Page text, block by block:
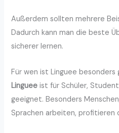
Außerdem sollten mehrere
Dadurch kann man die beste
sicherer lernen.
Für wen ist Linguee besonders
Linguee ist für Schüler,
geeignet. Besonders
Sprachen arbeiten, profitieren